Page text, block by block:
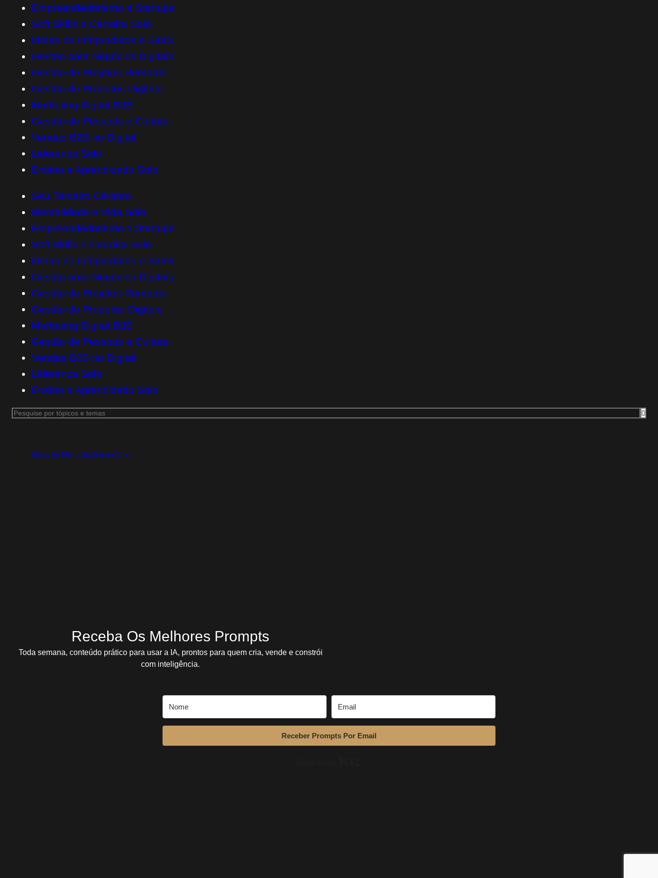
Empreendedorismo e Startups
Soft Skills e Carreira Solo
Ideias de Infoprodutos e SaaS
Gestão para Negócios Digitais
Gestão de Projetos Remotos
Gestão de Produtos Digitais
Marketing Digital B2B
Gestão de Pessoas e Cultura
Vendas B2B no Digital
Liderança Solo
Ensino e Aprendizado Solo
Seu Terceiro Cérebro
Mentalidade e Vida Solo
Empreendedorismo e Startups
Soft Skills e Carreira Solo
Ideias de Infoprodutos e SaaS
Gestão para Negócios Digitais
Gestão de Projetos Remotos
Gestão de Produtos Digitais
Marketing Digital B2B
Gestão de Pessoas e Cultura
Vendas B2B no Digital
Liderança Solo
Ensino e Aprendizado Solo
Ideias de Micro SaaS para Criar
Receba Os Melhores Prompts
Toda semana, conteúdo prático para usar a IA, prontos para quem cria, vende e constrói
com inteligência.
Receber Prompts Por Email